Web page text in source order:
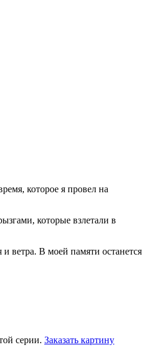
которое я провел на
которые взлетали в
ветра. В моей памяти останется
серии. Заказать картину